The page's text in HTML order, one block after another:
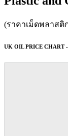
(ราคาเม็ดพลาส
UK OIL PRICE CHART